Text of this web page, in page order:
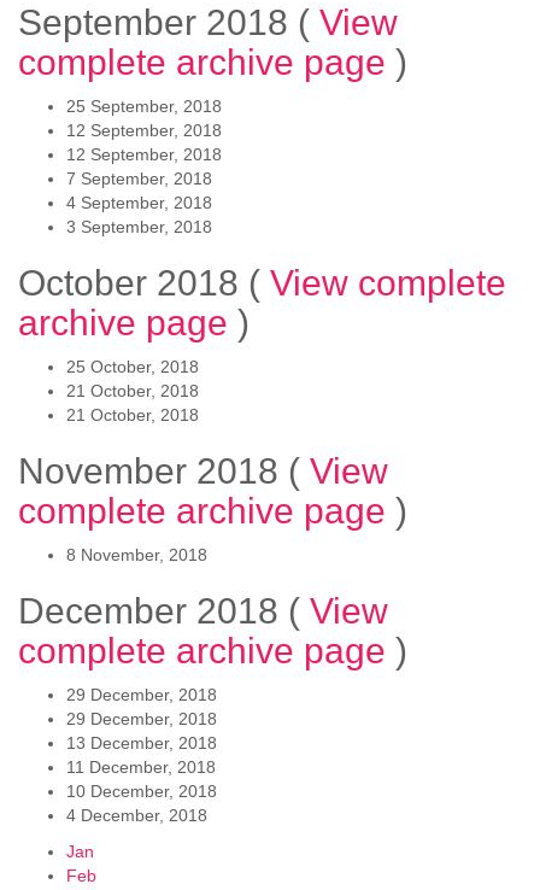
September 2018 ( View
complete archive page )
25 September, 2018
12 September, 2018
12 September, 2018
7 September, 2018
4 September, 2018
3 September, 2018
October 2018 ( View complete
archive page )
25 October, 2018
21 October, 2018
21 October, 2018
November 2018 ( View
complete archive page )
8 November, 2018
December 2018 ( View
complete archive page )
29 December, 2018
29 December, 2018
13 December, 2018
11 December, 2018
10 December, 2018
4 December, 2018
Jan
Feb